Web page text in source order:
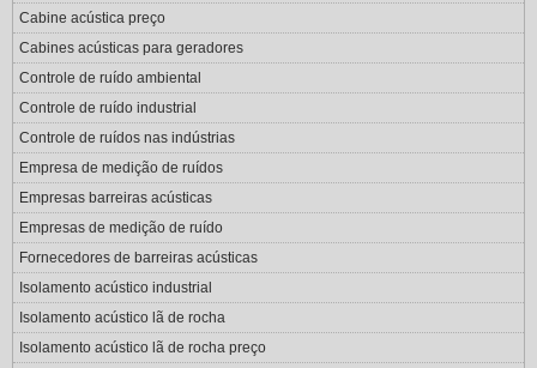
Cabine acústica preço
Cabines acústicas para geradores
Controle de ruído ambiental
Controle de ruído industrial
Controle de ruídos nas indústrias
Empresa de medição de ruídos
Empresas barreiras acústicas
Empresas de medição de ruído
Fornecedores de barreiras acústicas
Isolamento acústico industrial
Isolamento acústico lã de rocha
Isolamento acústico lã de rocha preço